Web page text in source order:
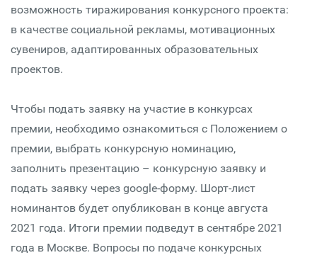
возможность тиражирования конкурсного проекта:
в качестве социальной рекламы, мотивационных
сувениров, адаптированных образовательных
проектов.
Чтобы подать заявку на участие в конкурсах
премии, необходимо ознакомиться с Положением о
премии, выбрать конкурсную номинацию,
заполнить презентацию – конкурсную заявку и
подать заявку через google-форму. Шорт-лист
номинантов будет опубликован в конце августа
2021 года. Итоги премии подведут в сентябре 2021
года в Москве. Вопросы по подаче конкурсных